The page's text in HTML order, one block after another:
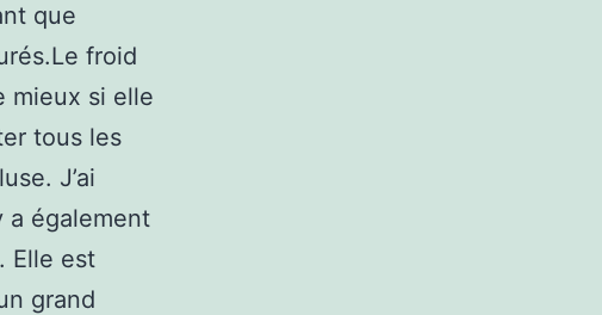
que
froid
mieux si elle
tous les
J’ai
a également
Elle est
grand